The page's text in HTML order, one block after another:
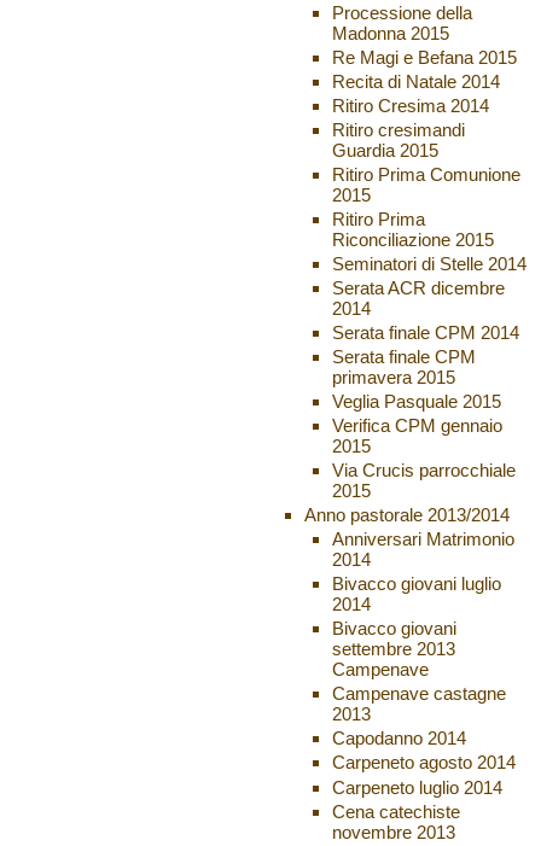
Processione della
Madonna 2015
Re Magi e Befana 2015
Recita di Natale 2014
Ritiro Cresima 2014
Ritiro cresimandi
Guardia 2015
Ritiro Prima Comunione
2015
Ritiro Prima
Riconciliazione 2015
Seminatori di Stelle 2014
Serata ACR dicembre
2014
Serata finale CPM 2014
Serata finale CPM
primavera 2015
Veglia Pasquale 2015
Verifica CPM gennaio
2015
Via Crucis parrocchiale
2015
Anno pastorale 2013/2014
Anniversari Matrimonio
2014
Bivacco giovani luglio
2014
Bivacco giovani
settembre 2013
Campenave
Campenave castagne
2013
Capodanno 2014
Carpeneto agosto 2014
Carpeneto luglio 2014
Cena catechiste
novembre 2013